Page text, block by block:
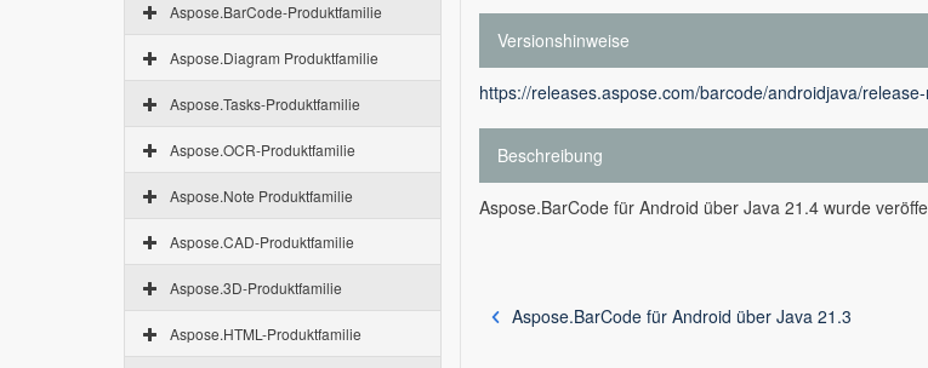
Aspose.BarCode-Produktfamilie
Aspose.Diagram Produktfamilie
Aspose.Tasks-Produktfamilie
Aspose.OCR-Produktfamilie
Aspose.Note Produktfamilie
Aspose.CAD-Produktfamilie
Aspose.3D-Produktfamilie
Aspose.HTML-Produktfamilie
Versionshinweise
https://releases.aspose.com/barcode/androidjava/
Beschreibung
Aspose.BarCode für Android über Java 21.4 wurde
Aspose.BarCode für Android über Java 21.3